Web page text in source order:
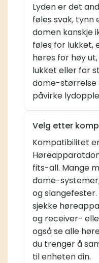
Lyden er det
føles svak,
domen kanskje
føles for lukket,
høres for høy
lukket eller for
dome-størrelse
påvirke
Velg etter
Kompatibilitet
fits-all. Mange
dome-
og
sjekke
og receiver-
også se alle
du trenger å
til enheten din.